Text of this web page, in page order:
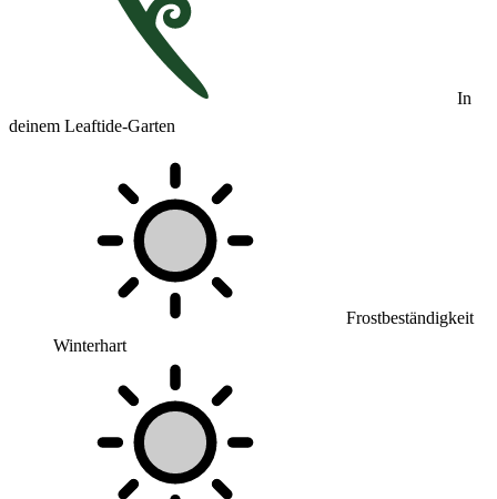
In
deinem Leaftide-Garten
Frostbeständigkeit
Winterhart